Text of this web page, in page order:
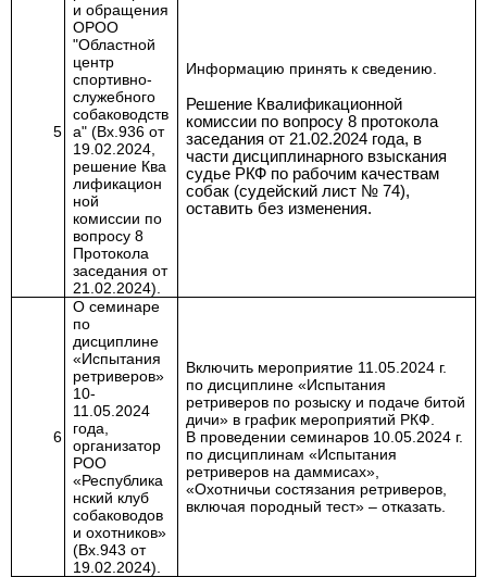
5
и обращения
ОРОО
"Областной
центр
спортивно-
служебного
собаководств
а" (Вх.936 от
19.02.2024,
решение Ква
лификацион
ной
комиссии по
вопросу 8
Протокола
заседания от
21.02.2024).
Информацию принять к сведению.
Решение Квалификационной
комиссии по вопросу 8 протокола
заседания от 21.02.2024 года, в
части дисциплинарного взыскания
судье РКФ по рабочим качествам
собак (судейский лист № 74),
оставить без изменения.
6
О семинаре
по
дисциплине
«Испытания
ретриверов»
10-
11.05.2024
года,
организатор
РОО
«Республика
нский клуб
собаководов
и охотников»
(Вх.943 от
19.02.2024).
Включить мероприятие 11.05.2024 г.
по дисциплине «Испытания
ретриверов по розыску и подаче битой
дичи» в график мероприятий РКФ.
В проведении семинаров 10.05.2024 г.
по дисциплинам «Испытания
ретриверов на даммисах»,
«Охотничьи состязания ретриверов,
включая породный тест» – отказать.